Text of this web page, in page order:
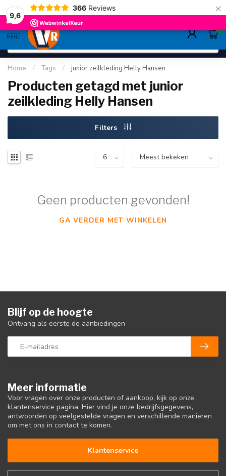
9,6
366 Reviews ×
deskundig adviessinds 1948 ruim
MENU
0
Home / Tags / junior zeilkleding Helly Hansen
Producten getagd met junior
zeilkleding Helly Hansen
Filters
Geen producten gevonden!
GA VERDER MET WINKELEN
Meer informatie
Voor vragen over onze producten of aankoop, kijk op onze
klantenservice pagina. Hier vind je onze bedrijfsgegevens,
antwoorden op veelgestelde vragen en verschillende manieren
om met ons in contact te komen.
Klantenservice
Blijf op de hoogte
Ontvang als eerste de aanbiedingen